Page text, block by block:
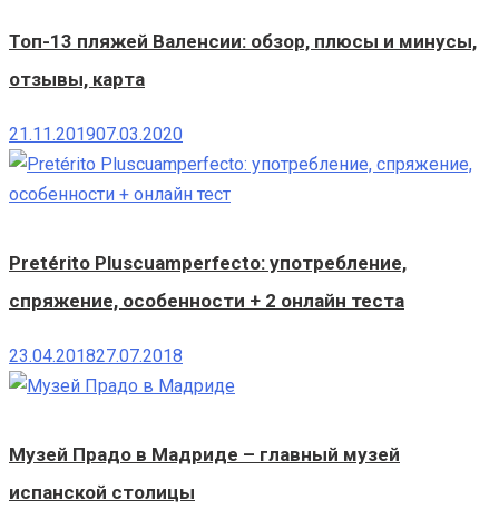
Топ-13 пляжей Валенсии: обзор, плюсы и минусы,
отзывы, карта
21.11.201907.03.2020
Pretérito Pluscuamperfecto: употребление,
спряжение, особенности + 2 онлайн теста
23.04.201827.07.2018
Музей Прадо в Мадриде – главный музей
испанской столицы